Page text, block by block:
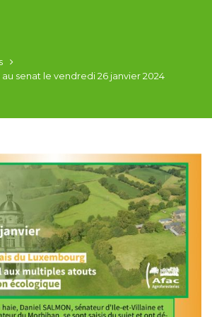
senat le vendredi 26 janvier 2024